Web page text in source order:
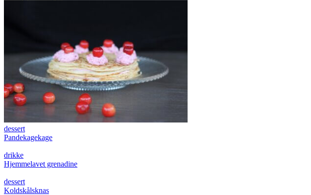
dessert
Pandekagekage
drikke
Hjemmelavet grenadine
dessert
Koldskålsknas